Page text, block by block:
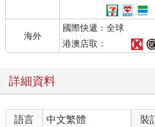
「你……是永哲嗎？」
「哇……太不可思議了？」
「見到你真的好開心。我們高中畢業
「剛好二十年。」
光秀和永哲緊緊握住對方的手。
「這是你兒子嗎？」
「對，他叫光賢。這是你兒子？」
「是啊，他叫永賢。」
海外
國際快遞：全球
港澳店取：
詳細資料
語言 中文繁體 裝